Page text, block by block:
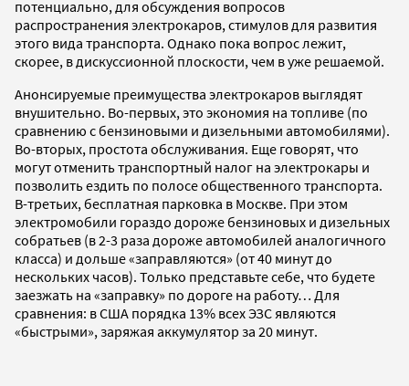
потенциально, для обсуждения вопросов
распространения электрокаров, стимулов для развития
этого вида транспорта. Однако пока вопрос лежит,
скорее, в дискуссионной плоскости, чем в уже решаемой.
Анонсируемые преимущества электрокаров выглядят
внушительно. Во-первых, это экономия на топливе (по
сравнению с бензиновыми и дизельными автомобилями).
Во-вторых, простота обслуживания. Еще говорят, что
могут отменить транспортный налог на электрокары и
позволить ездить по полосе общественного транспорта.
В-третьих, бесплатная парковка в Москве. При этом
электромобили гораздо дороже бензиновых и дизельных
собратьев (в 2-3 раза дороже автомобилей аналогичного
класса) и дольше «заправляются» (от 40 минут до
нескольких часов). Только представьте себе, что будете
заезжать на «заправку» по дороге на работу… Для
сравнения: в США порядка 13% всех ЭЗС являются
«быстрыми», заряжая аккумулятор за 20 минут.